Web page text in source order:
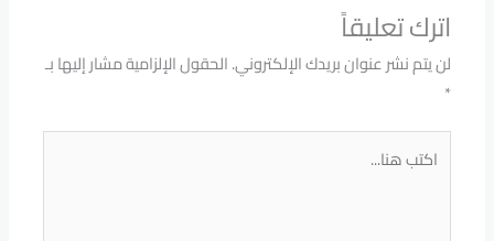
اترك تعليقاً
لن يتم نشر عنوان بريدك الإلكتروني.الحقول الإلزامية مشار إليها بـ
*
هنا...